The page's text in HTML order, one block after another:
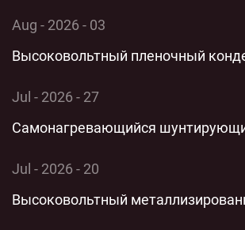
Aug - 2026 - 03
Высоковольтный пленочный
Jul - 2026 - 27
Самонагревающийся
защиты для современных
Jul - 2026 - 20
Высоковольтный